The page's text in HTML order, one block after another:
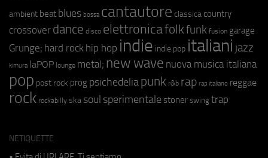
ambient beat blues bossa cantautore classica country
crossover dance disco elettronicafolkfunk fusion garage
Grunge; hard rock hip hop indie indie pop italiani jazz
kimura laPOP lounge metal; new wave nuova musica italiana
pop post rock prog psichedeliapunk r&b rap rap italiano reggae
rock rockabilly ska soul sperimentale stoner swing trap
NETIQUETTE